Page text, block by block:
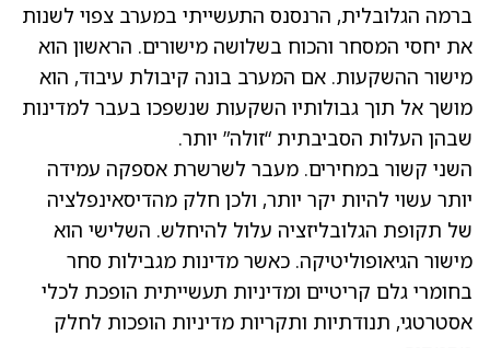
ברמה הגלובלית, הרנסנס התעשייתי במערב צפוי לשנות
את יחסי המסחר והכוח בשלושה מישורים. הראשון הוא
מישור ההשקעות. אם המערב בונה קיבולת עיבוד, הוא
מושך אל תוך גבולותיו השקעות שנשפכו בעבר למדינות
שבהן העלות הסביבתית “זולה” יותר.
השני קשור במחירים. מעבר לשרשרת אספקה עמידה
יותר עשוי להיות יקר יותר, ולכן חלק מהדיסאינפלציה
של תקופת הגלובליזציה עלול להיחלש. השלישי הוא
מישור הגיאופוליטיקה. כאשר מדינות מגבילות סחר
בחומרי גלם קריטיים ומדיניות תעשייתית הופכת לכלי
אסטרטגי, תנודתיות ותקריות מדיניות הופכות לחלק